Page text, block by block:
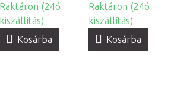
Raktáron (24ó
kiszállítás)
Kosárba
Raktáron (24ó
kiszállítás)
Kosárba